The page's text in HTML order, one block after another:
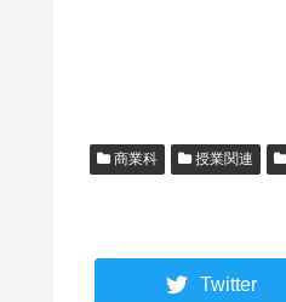
商業科 授業関連
Twitter